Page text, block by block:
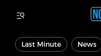
Last Minute News